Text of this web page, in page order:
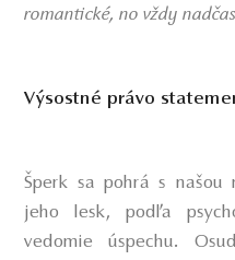
romantické, no vždy
Výsostné právo
Šperk sa pohrá s našou
jeho lesk, podľa
vedomie úspechu.